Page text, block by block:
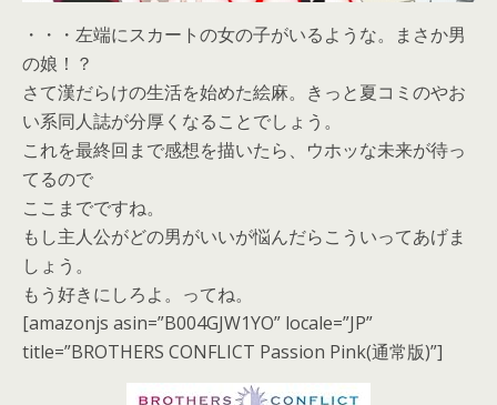
・・・左端にスカートの女の子がいるような。まさか男
の娘！？
さて漢だらけの生活を始めた絵麻。きっと夏コミのやお
い系同人誌が分厚くなることでしょう。
これを最終回まで感想を描いたら、ウホッな未来が待っ
てるので
ここまでですね。
もし主人公がどの男がいいが悩んだらこういってあげま
しょう。
もう好きにしろよ。ってね。
[amazonjs asin=”B004GJW1YO” locale=”JP”
title=”BROTHERS CONFLICT Passion Pink(通常版)”]